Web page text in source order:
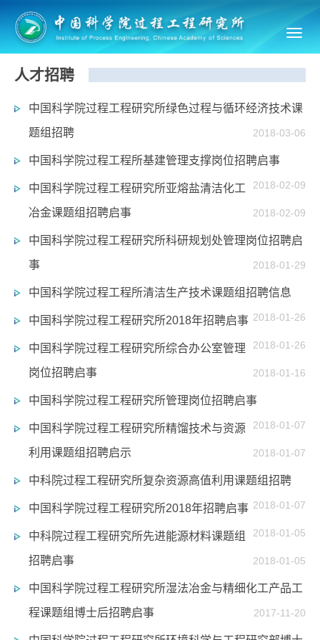
人才招聘
中国科学院过程工程研究所绿色过程与循环经济技术课
题组招聘
2018-03-06
中国科学院过程工程所基建管理支撑岗位招聘启事
2018-02-09
中国科学院过程工程研究所亚熔盐清洁化工
冶金课题组招聘启事
2018-02-09
中国科学院过程工程研究所科研规划处管理岗位招聘启
事
2018-01-29
中国科学院过程工程所清洁生产技术课题组招聘信息
2018-01-26
中国科学院过程工程研究所2018年招聘启事
2018-01-26
中国科学院过程工程研究所综合办公室管理
岗位招聘启事
2018-01-16
中国科学院过程工程研究所管理岗位招聘启事
2018-01-07
中国科学院过程工程研究所精馏技术与资源
利用课题组招聘启示
2018-01-07
中科院过程工程研究所复杂资源高值利用课题组招聘
2018-01-07
中国科学院过程工程研究所2018年招聘启事
2018-01-05
中科院过程工程研究所先进能源材料课题组
招聘启事
2018-01-05
中国科学院过程工程研究所湿法冶金与精细化工产品工
程课题组博士后招聘启事
2017-11-20